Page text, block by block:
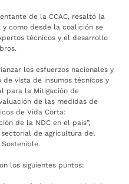
de la CCAC, resaltó la
como desde la coalición se
técnicos y el desarrollo
los esfuerzos nacionales y
vista de insumos técnicos y
para la Mitigación de
de las medidas de
de Vida Corta:
de la NDC en el país”,
de agricultura del
los siguientes puntos: